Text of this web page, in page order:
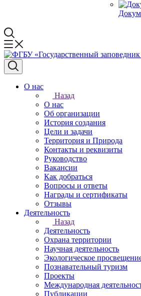
О нас
Назад
О нас
Об организации
История создания
Цели и задачи
Территория и Природа
Контакты и реквизиты
Руководство
Вакансии
Как добраться
Вопросы и ответы
Награды и сертификаты
Отзывы
Деятельность
Назад
Деятельность
Охрана территории
Научная деятельность
Экологическое
Познавательный туризм
Проекты
Международная
Публикации